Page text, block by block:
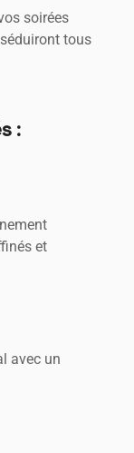
soirées
tous
:
et
avec un